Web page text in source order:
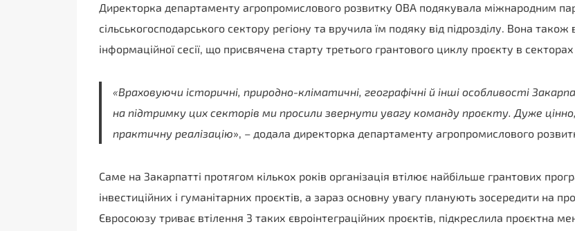
Директорка департаменту агропромислового розвитку ОВА подякувала міжнародним
сільськогосподарського сектору регіону та вручила їм подяку від підрозділу. Вона також
інформаційної сесії, що присвячена старту третього грантового циклу проєкту в
«Враховуючи історичні, природно-кліматичні, географічні й інші особливості
на підтримку цих секторів ми просили звернути увагу команду проєкту. Дуже
практичну реалізацію», – додала директорка департаменту агропромислового
Саме на Закарпатті протягом кількох років організація втілює найбільше грантових
інвестиційних і гуманітарних проєктів, а зараз основну увагу планують зосередити на
Євросоюзу триває втілення 3 таких євроінтеграційних проєктів, підкреслила проєктна